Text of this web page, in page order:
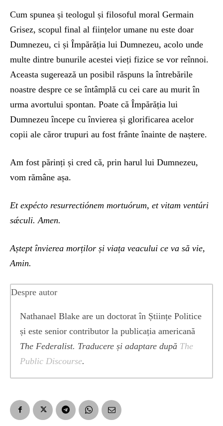
Cum spunea și teologul și filosoful moral Germain
Grisez, scopul final al ființelor umane nu este doar
Dumnezeu, ci și Împărăția lui Dumnezeu, acolo unde
multe dintre bunurile acestei vieți fizice se vor reînnoi.
Aceasta sugerează un posibil răspuns la întrebările
noastre despre ce se întâmplă cu cei care au murit în
urma avortului spontan. Poate că Împărăția lui
Dumnezeu începe cu învierea și glorificarea acelor
copii ale căror trupuri au fost frânte înainte de naștere.
Am fost părinți și cred că, prin harul lui Dumnezeu,
vom rămâne așa.
Et expécto resurrectiónem mortuórum, et vitam ventúri
sǽculi. Amen.
Aștept învierea morților și viața veacului ce va să vie,
Amin.
Despre autor
Nathanael Blake are un doctorat în Științe Politice
și este senior contributor la publicația americană
The Federalist. Traducere și adaptare după The
Public Discourse.